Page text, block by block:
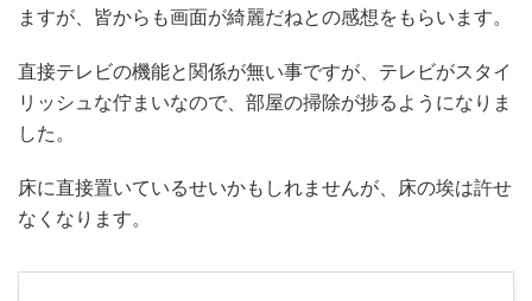
ますが、皆からも画面が綺麗だねとの感想をもらいます。
直接テレビの機能と関係が無い事ですが、テレビがスタイ
リッシュな佇まいなので、部屋の掃除が捗るようになりま
した。
床に直接置いているせいかもしれませんが、床の埃は許せ
なくなります。